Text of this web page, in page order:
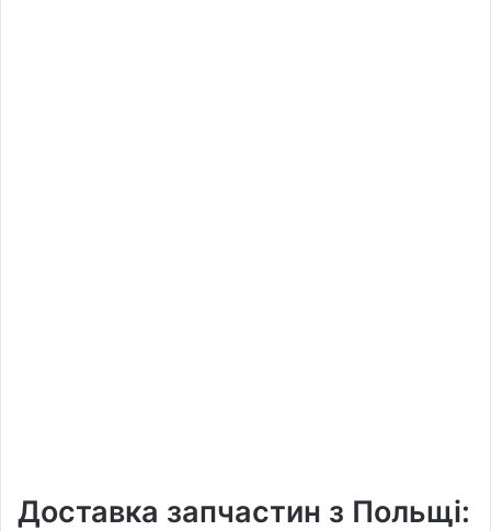
Доставка запчастин з Польщі: